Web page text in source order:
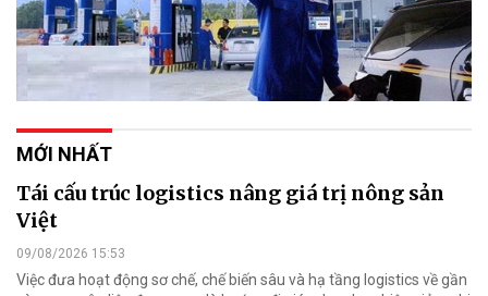
MỚI NHẤT
Tái cấu trúc logistics nâng giá trị nông sản
Việt
09/08/2026 15:53
Việc đưa hoạt động sơ chế, chế biến sâu và hạ tầng logistics về gần